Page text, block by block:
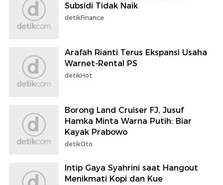
Subsidi Tidak Naik
detikFinance
Arafah Rianti Terus Ekspansi Usaha
Warnet-Rental PS
detikHot
Borong Land Cruiser FJ, Jusuf
Hamka Minta Warna Putih: Biar
Kayak Prabowo
detikOto
Intip Gaya Syahrini saat Hangout
Menikmati Kopi dan Kue